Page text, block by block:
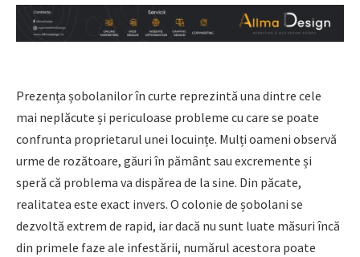
Prezența șobolanilor în curte reprezintă una dintre cele
mai neplăcute și periculoase probleme cu care se poate
confrunta proprietarul unei locuințe. Mulți oameni observă
urme de rozătoare, găuri în pământ sau excremente și
speră că problema va dispărea de la sine. Din păcate,
realitatea este exact invers. O colonie de șobolani se
dezvoltă extrem de rapid, iar dacă nu sunt luate măsuri încă
din primele faze ale infestării, numărul acestora poate